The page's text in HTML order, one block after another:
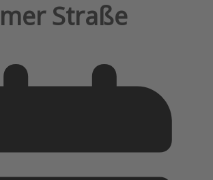
Straße